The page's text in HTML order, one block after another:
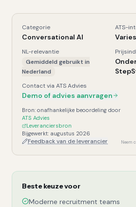
Mya (by StepStone) ,
Categorie
Conversational AI
ATS-
NL-relevantie
Gemiddeld gebruikt in
Nederland
Contact via ATS Advies
Demo of advies aanvragen
Bron: onafhankelijke beoordeling door
ATS Advies
Leveranciersbron
Bijgewerkt: augustus 2026
Feedback van de leverancier Neem
Beste keuze voor
Moderne recruitment teams